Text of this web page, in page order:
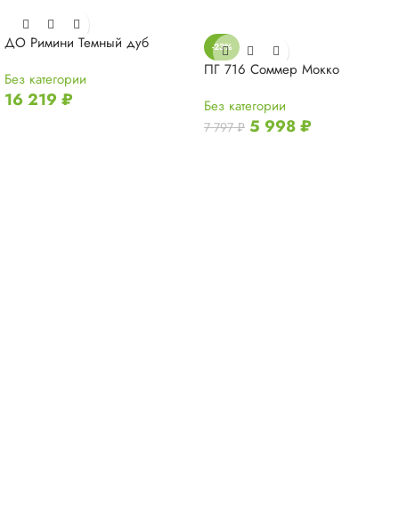
ДО Римини Темный дуб
Без категории
16 219 ₽
-23%
ПГ 716 Соммер Мокко
Без категории
7 797₽ 5 998₽